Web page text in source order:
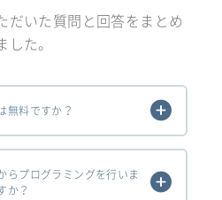
だいた質問と回答をまとめ
した。
無料ですか？
らプログラミングを行いま
か？